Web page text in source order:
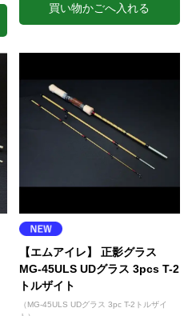
買い物かごへ入れる
【エムアイレ】 正影グラス
MG-45ULS UDグラス 3pcs T-2
トルザイト
（MG-45ULS UDグラス 3pc T-2トルザイ